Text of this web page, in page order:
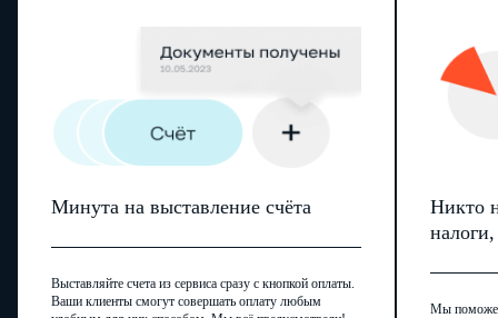
Минута на выставление счёта
Выставляйте счета из сервиса сразу с кнопкой оплаты.
Ваши клиенты смогут совершать оплату любым
Никто
Мы